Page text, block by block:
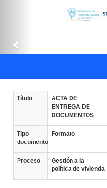
Título
ACTA DE
ENTREGA DE
DOCUMENTOS
Tipo
documento
Formato
Proceso
Gestión a la
política de vivienda